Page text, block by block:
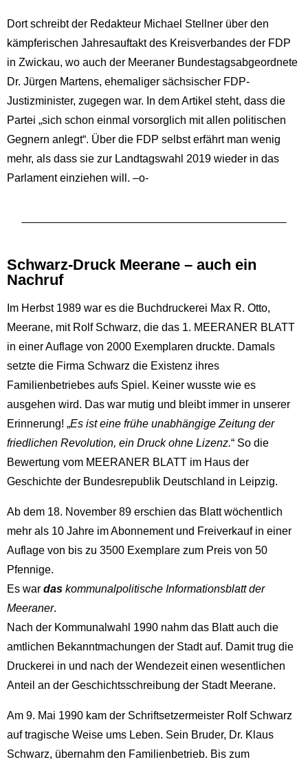
Dort schreibt der Redakteur Michael Stellner über den
kämpferischen Jahresauftakt des Kreisverbandes der FDP
in Zwickau, wo auch der Meeraner Bundestagsabgeordnete
Dr. Jürgen Martens, ehemaliger sächsischer FDP-
Justizminister, zugegen war. In dem Artikel steht, dass die
Partei „sich schon einmal vorsorglich mit allen politischen
Gegnern anlegt“. Über die FDP selbst erfährt man wenig
mehr, als dass sie zur Landtagswahl 2019 wieder in das
Parlament einziehen will. –o-
Schwarz-Druck Meerane – auch ein
Nachruf
Im Herbst 1989 war es die Buchdruckerei Max R. Otto,
Meerane, mit Rolf Schwarz, die das 1. MEERANER BLATT
in einer Auflage von 2000 Exemplaren druckte. Damals
setzte die Firma Schwarz die Existenz ihres
Familienbetriebes aufs Spiel. Keiner wusste wie es
ausgehen wird. Das war mutig und bleibt immer in unserer
Erinnerung! „Es ist eine frühe unabhängige Zeitung der
friedlichen Revolution, ein Druck ohne Lizenz.“ So die
Bewertung vom MEERANER BLATT im Haus der
Geschichte der Bundesrepublik Deutschland in Leipzig.
Ab dem 18. November 89 erschien das Blatt wöchentlich
mehr als 10 Jahre im Abonnement und Freiverkauf in einer
Auflage von bis zu 3500 Exemplare zum Preis von 50
Pfennige.
Es war das kommunalpolitische Informationsblatt der
Meeraner.
Nach der Kommunalwahl 1990 nahm das Blatt auch die
amtlichen Bekanntmachungen der Stadt auf. Damit trug die
Druckerei in und nach der Wendezeit einen wesentlichen
Anteil an der Geschichtsschreibung der Stadt Meerane.
Am 9. Mai 1990 kam der Schriftsetzermeister Rolf Schwarz
auf tragische Weise ums Leben. Sein Bruder, Dr. Klaus
Schwarz, übernahm den Familienbetrieb. Bis zum